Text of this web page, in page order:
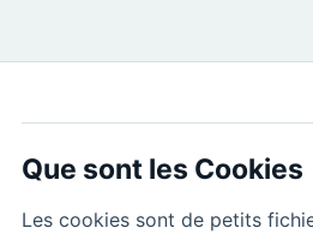
Que sont les Cookies
Les cookies sont de petits